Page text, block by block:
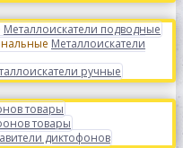
Металлоискатели подводные
Металлоискатели
ручные
товары
товары
диктофонов